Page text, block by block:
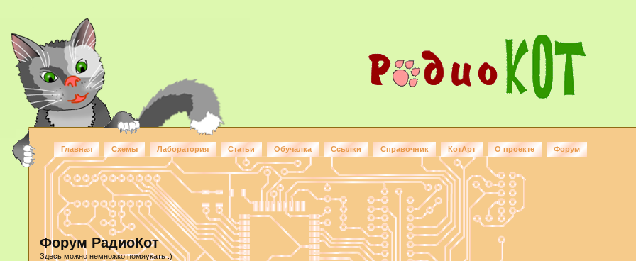
Главная Схемы Лаборатория Статьи Обучалка Ссылки Справочник КотАрт О проекте Форум
Форум РадиоКот
Здесь можно немножко помяукать :)